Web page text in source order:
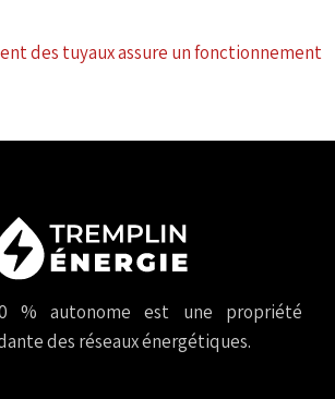
des tuyaux assure un fonctionnement
% autonome est une propriété
des réseaux énergétiques.